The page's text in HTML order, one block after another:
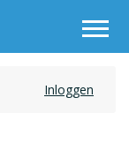
Inloggen